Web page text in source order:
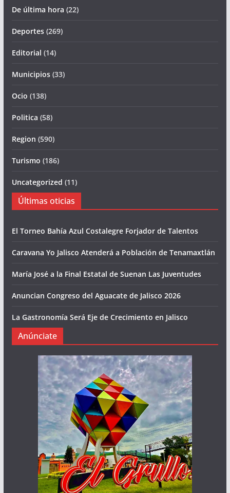
De última hora (22)
Deportes(269)
Editorial (14)
Municipios(33)
Ocio (138)
Politica (58)
Region (590)
Turismo (186)
Uncategorized (11)
Últimas oticias
El Torneo Bahía Azul Costalegre Forjador de Talentos
Caravana Yo Jalisco Atenderá a Población de Tenamaxtlán
María José a la Final Estatal de Suenan Las Juventudes
Anuncian Congreso del Aguacate de Jalisco 2026
La Gastronomía Será Eje de Crecimiento en Jalisco
Anúnciate